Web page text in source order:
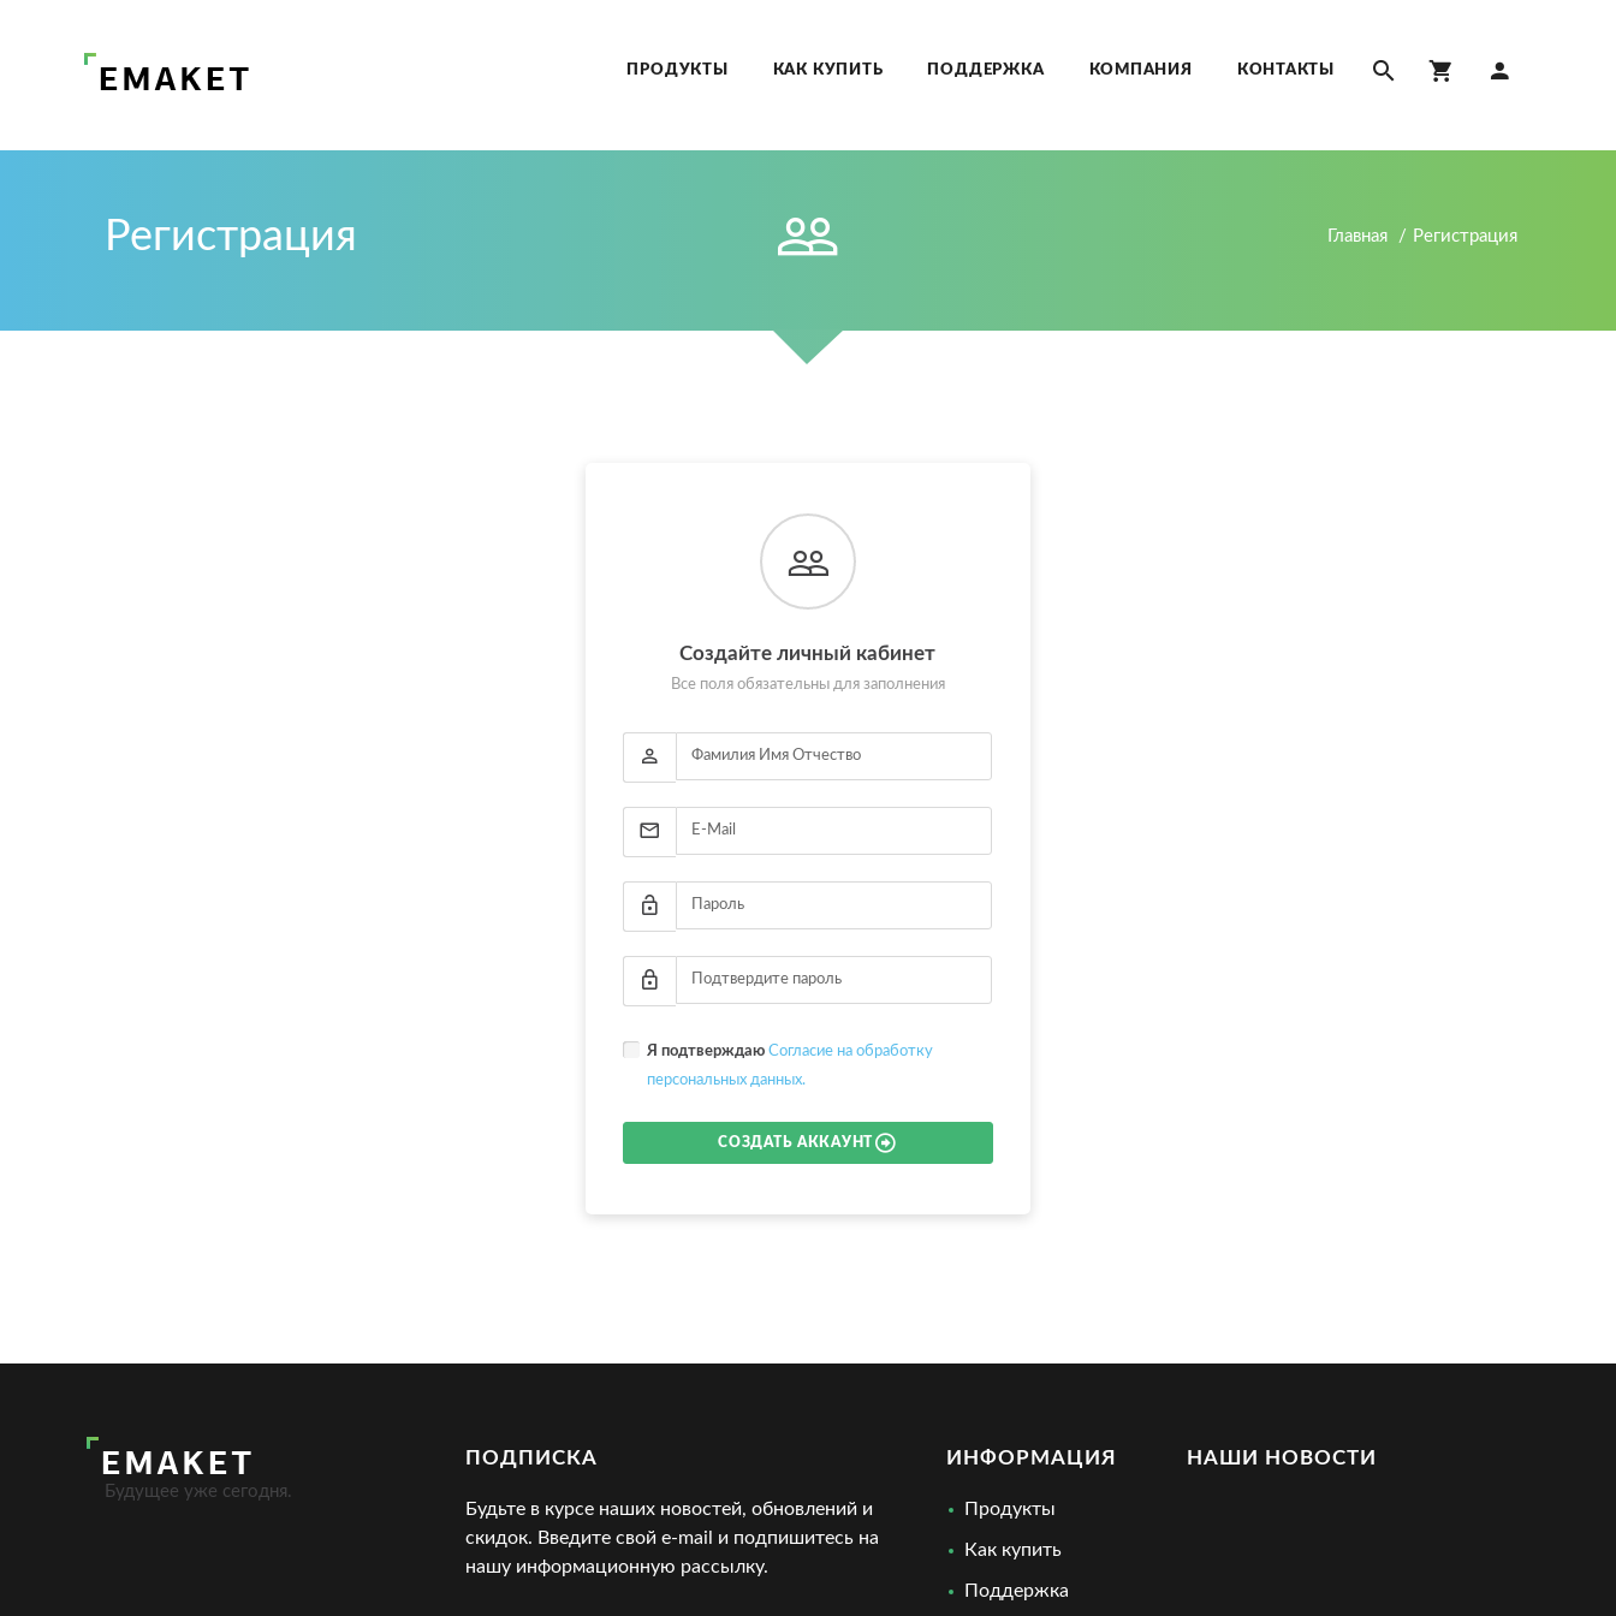
ПРОДУКТЫ КАК КУПИТЬ ПОДДЕРЖКА КОМПАНИЯ КОНТАКТЫ
Регистрация Главная Регистрация
Создайте личный кабинет
Все поля обязательны для заполнения
Я подтверждаю Согласие на обработку
персональных данных.
СОЗДАТЬ АККАУНТ
НАШИ НОВОСТИ
ИНФОРМАЦИЯ
Продукты
Как купить
Поддержка
ПОДПИСКА
Будьте в курсе наших новостей, обновлений и
скидок. Введите свой e-mail и подпишитесь на
нашу информационную рассылку.
Будущее уже сегодня.